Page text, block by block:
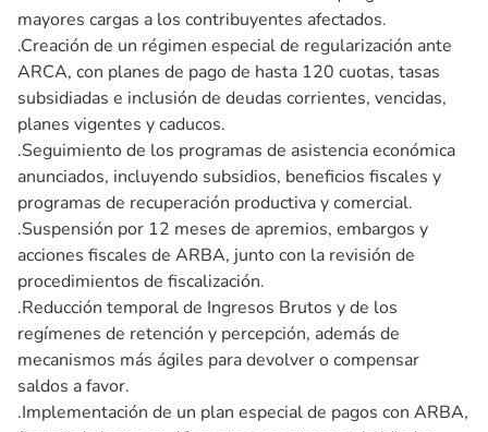
mayores cargas a los contribuyentes afectados.
.Creación de un régimen especial de regularización ante
ARCA, con planes de pago de hasta 120 cuotas, tasas
subsidiadas e inclusión de deudas corrientes, vencidas,
planes vigentes y caducos.
.Seguimiento de los programas de asistencia económica
anunciados, incluyendo subsidios, beneficios fiscales y
programas de recuperación productiva y comercial.
.Suspensión por 12 meses de apremios, embargos y
acciones fiscales de ARBA, junto con la revisión de
procedimientos de fiscalización.
.Reducción temporal de Ingresos Brutos y de los
regímenes de retención y percepción, además de
mecanismos más ágiles para devolver o compensar
saldos a favor.
.Implementación de un plan especial de pagos con ARBA,